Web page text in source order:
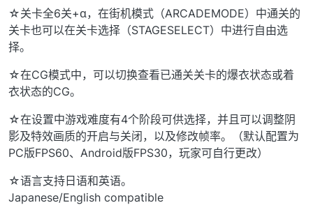
☆关卡全6关+α，在街机模式（ARCADEMODE）中通关的
关卡也可以在关卡选择（STAGESELECT）中进行自由选
择。
☆在CG模式中，可以切换查看已通关关卡的爆衣状态或着
衣状态的CG。
☆在设置中游戏难度有4个阶段可供选择，并且可以调整阴
影及特效画质的开启与关闭，以及修改帧率。（默认配置为
PC版FPS60、Android版FPS30，玩家可自行更改）
☆语言支持日语和英语。
Japanese/English compatible